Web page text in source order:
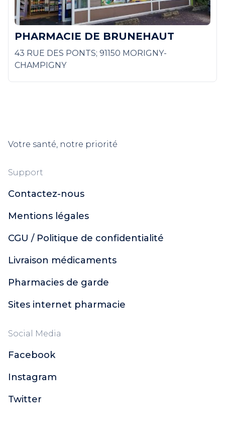
PHARMACIE DE BRUNEHAUT
43 RUE DES PONTS; 91150 MORIGNY-
CHAMPIGNY
Votre santé, notre priorité
Support
Contactez-nous
Mentions légales
CGU / Politique de confidentialité
Livraison médicaments
Pharmacies de garde
Sites internet pharmacie
Social Media
Facebook
Instagram
Twitter